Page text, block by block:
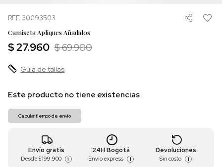
REF. 30093503
Camiseta Apliques Añadidos
$ 27.960 $ 69.900
Guia de tallas
Este producto no tiene existencias
Calcular tiempo de envío
Envío gratis
Desde $ 199.900 i
24H Bogotá
Envío express i
Devoluciones
Sin costo i